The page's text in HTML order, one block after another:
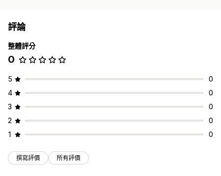
評論
整體評分
0
5
0
4
0
3
0
2
0
1
0
撰寫評價 所有評價